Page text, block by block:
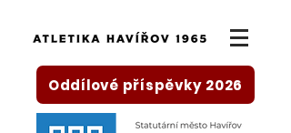
Oddílové příspěvky 2026